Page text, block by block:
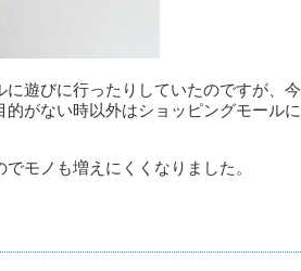
遊びに行ったりしていたのですが、今
がない時以外はショッピングモールに
モノも増えにくくなりました。